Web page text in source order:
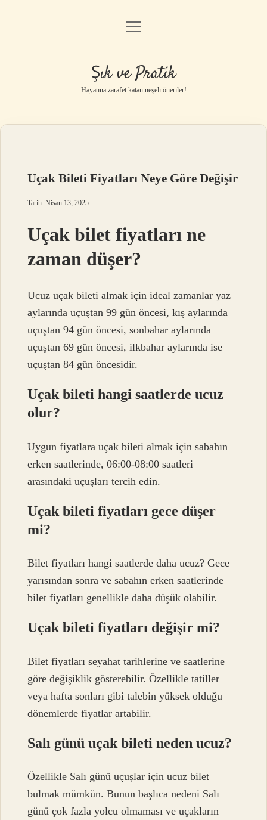
Anasayfa
Yasal Uyarı
menüyü
Şık ve Pratik
Hayatına zarafet katan neşeli öneriler!
Uçak Bileti Fiyatları Neye Göre Değişir
Tarih: Nisan 13, 2025
Uçak bilet fiyatları ne
zaman düşer?
Ucuz uçak bileti almak için ideal zamanlar yaz
aylarında uçuştan 99 gün öncesi, kış aylarında
uçuştan 94 gün öncesi, sonbahar aylarında
uçuştan 69 gün öncesi, ilkbahar aylarında ise
uçuştan 84 gün öncesidir.
Uçak bileti hangi saatlerde ucuz
olur?
Uygun fiyatlara uçak bileti almak için sabahın
erken saatlerinde, 06:00-08:00 saatleri
arasındaki uçuşları tercih edin.
Uçak bileti fiyatları gece düşer
mi?
Bilet fiyatları hangi saatlerde daha ucuz? Gece
yarısından sonra ve sabahın erken saatlerinde
bilet fiyatları genellikle daha düşük olabilir.
Uçak bileti fiyatları değişir mi?
Bilet fiyatları seyahat tarihlerine ve saatlerine
göre değişiklik gösterebilir. Özellikle tatiller
veya hafta sonları gibi talebin yüksek olduğu
dönemlerde fiyatlar artabilir.
Salı günü uçak bileti neden ucuz?
Özellikle Salı günü uçuşlar için ucuz bilet
bulmak mümkün. Bunun başlıca nedeni Salı
günü çok fazla yolcu olmaması ve uçakların